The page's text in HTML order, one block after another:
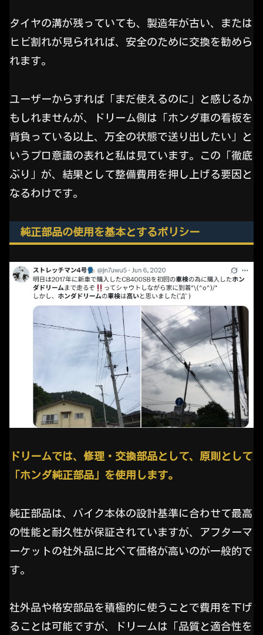
タイヤの溝が残っていても、製造年が古い、または
ヒビ割れが見られれば、安全のために交換を勧めら
れます。
ユーザーからすれば「まだ使えるのに」と感じるか
もしれませんが、ドリーム側は「ホンダ車の看板を
背負っている以上、万全の状態で送り出したい」と
いうプロ意識の表れと私は見ています。この「徹底
ぶり」が、結果として整備費用を押し上げる要因と
なるわけです。
純正部品の使用を基本とするポリシー
ドリームでは、修理・交換部品として、原則として
「ホンダ純正部品」を使用します。
純正部品は、バイク本体の設計基準に合わせて最高
の性能と耐久性が保証されていますが、アフターマ
ーケットの社外品に比べて価格が高いのが一般的で
す。
社外品や格安部品を積極的に使うことで費用を下げ
ることは可能ですが、ドリームは「品質と適合性を